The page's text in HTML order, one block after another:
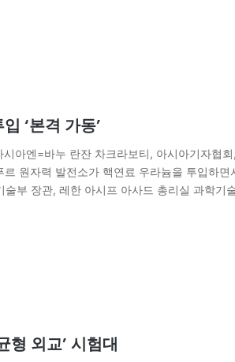
‘본격 가동’
아엔=바누 란잔 차크라보티, 아시아기자협
원자력 발전소가 핵연료 우라늄을 투입하면
부 장관, 레한 아시프 아사드 총리실 과학기
형 외교’ 시험대